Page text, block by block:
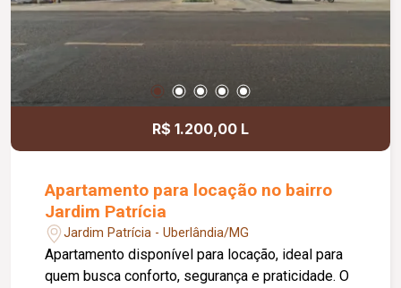
com comando via Alexa e 2,40 metros de altura;
R$ 1.200,00 L
Apartamento para locação no bairro
Jardim Patrícia
Jardim Patrícia - Uberlândia/MG
Apartamento disponível para locação, ideal para
quem busca conforto, segurança e praticidade. O